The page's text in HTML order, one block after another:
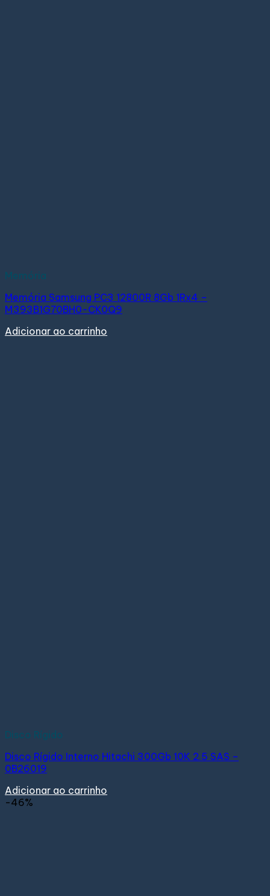
Memória
Memória Samsung PC3 12800R 8Gb 1Rx4 –
M393B1G70BH0-CK0Q9
Adicionar ao carrinho
Disco Rígido
Disco Rígido Interno Hitachi 300Gb 10K 2.5 SAS –
0B26019
Adicionar ao carrinho
-46%